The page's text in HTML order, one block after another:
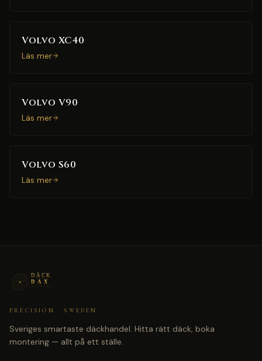
Volvo XC40
Läs mer
Volvo V90
Läs mer
Volvo S60
Läs mer
PRECISION · SWEDEN
Sveriges smartaste däckhandel. Hitta rätt däck, boka
montering — allt på ett ställe.